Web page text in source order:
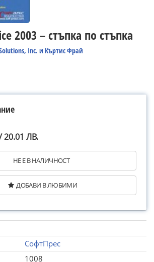
2003 – стъпка по стъпка
Inc. и Къртис Фрай
20.01 ЛВ.
НЕ Е В НАЛИЧНОСТ
ДОБАВИ В ЛЮБИМИ
СофтПрес
1008